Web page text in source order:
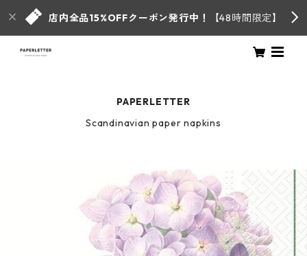
店内全品15%OFFクーポン発行中！ 【48時間限定】
PAPERLETTER
Scandinavian paper napkins